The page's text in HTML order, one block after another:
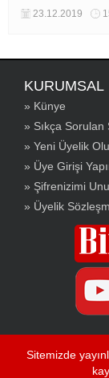
Aslan,
aydan 1 yıla
Üstelik
kalabiliyor.
ciddi bir ceza
23.12.2019
KURUMSAL
» Künye
» Sıkça Sorulan
» Yeni Üyelik
» Üye Girişi
» Şifrenizimi
» Üyelik
Sitemizde